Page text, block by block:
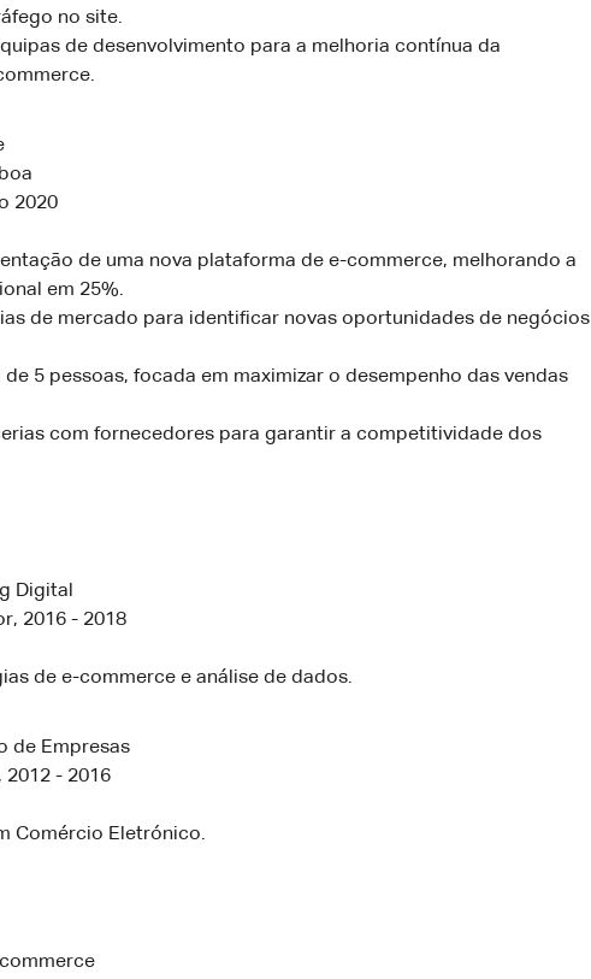
no site.
de desenvolvimento para a melhoria contínua da
2020
de uma nova plataforma de e-commerce, melhorando a
em 25%.
de mercado para identificar novas oportunidades de negócios
de 5 pessoas, focada em maximizar o desempenho das vendas
com fornecedores para garantir a competitividade dos
Digital
2016 - 2018
de e-commerce e análise de dados.
de Empresas
- 2016
Comércio Eletrónico.